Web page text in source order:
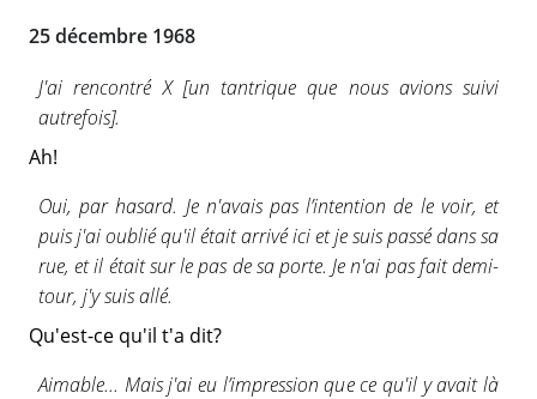
25 décembre 1968
J'ai rencontré X [un tantrique que nous avions suivi
autrefois].
Ah!
Oui, par hasard. Je n'avais pas l’intention de le voir, et
puis j'ai oublié qu'il était arrivé ici et je suis passé dans sa
rue, et il était sur le pas de sa porte. Je n'ai pas fait demi-
tour, j'y suis allé.
Qu'est-ce qu'il t'a dit?
Aimable... Mais j'ai eu l’impression que ce qu'il y avait là